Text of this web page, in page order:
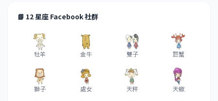
📘 12 星座 Facebook 社群
牡羊 金牛 雙子 巨蟹
獅子 處女 天秤 天蠍